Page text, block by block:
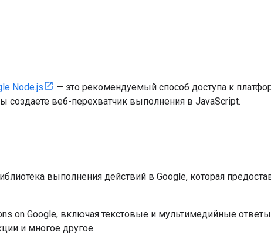
Node.js
— это рекомендуемый способ доступа к
создаете веб-перехватчик выполнения в JavaScript.
выполнения действий в Google, которая
on Google, включая текстовые и мультимедийные
и многое другое.